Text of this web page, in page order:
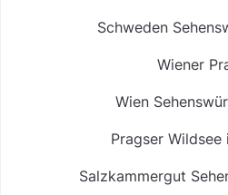
Schweden
Wiener
Wien
Pragser Wildsee
Salzkammergut